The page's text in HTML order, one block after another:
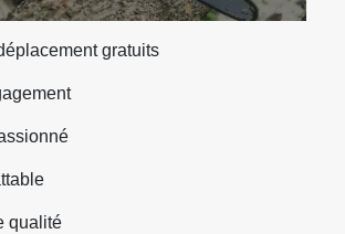
gratuits
qualité